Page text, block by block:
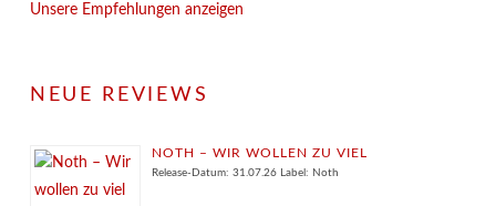
Unsere Empfehlungen anzeigen
NEUE REVIEWS
NOTH – WIR WOLLEN ZU VIEL
Release-Datum: 31.07.26 Label: Noth